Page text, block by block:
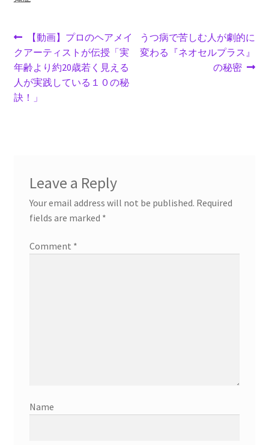
Post
navigation
Previous
post:
【動画】プロのヘアメイ
クアーティストが伝授「実
年齢より約20歳若く見える
人が実践している１０の秘
訣！」
Next
post:
うつ病で苦しむ人が劇的に
変わる『ネオセルプラス』
の秘密
Leave a Reply
Your email address will not be published. Required
fields are marked *
Comment *
Name